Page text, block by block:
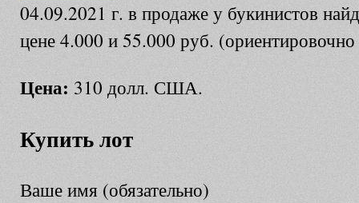
04.09.2021 г. в продаже у букинистов
цене 4.000 и 55.000 руб.
Цена: 310 долл. США.
Купить лот
Ваше имя (обязательно)